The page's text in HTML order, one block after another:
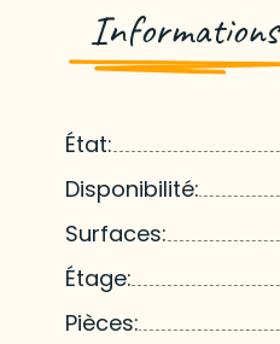
Informations
État:
Disponibilité:
Surfaces:
Étage:
Pièces: